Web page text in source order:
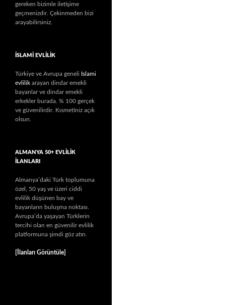
gereken bizimle iletişime
geçmenizdir. Çekinmeden bizi
arayabilirsiniz.
İSLAMİ EVLİLİK
Türkiye ve Avrupa geneli İslami
evlilik arayan dindar emekli
bayanlar ve dindar emekli
erkekler burada. % 100 gerçek
ve güvenilirdir. Kısmetiniz açık
olsun.
ALMANYA 50+ EVLILIK
İLANLARI
Almanya’daki Türk toplumuna
özel, 50 yaş ve üzeri ciddi
evlilik düşünen bay ve
bayanların buluşma noktası.
Avrupa’da yaşayan Türklerin
tercihi olan en güvenilir evlilik
platformuna şimdi göz atın.
[İlanları Görüntüle]